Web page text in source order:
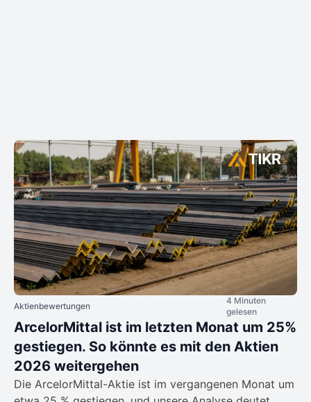
Aktienbewertungen
4 Minuten
gelesen
ArcelorMittal ist im letzten Monat um 25%
gestiegen. So könnte es mit den Aktien
2026 weitergehen
Die ArcelorMittal-Aktie ist im vergangenen Monat um